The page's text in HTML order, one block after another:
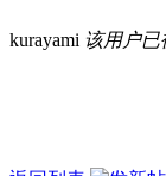
kurayami 该用户已